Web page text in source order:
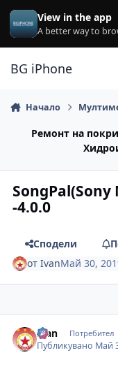
Премини към
View in the app
A better way to
BG iPhone
Начало
Ремонт на
SongPal(Sony
-4.0.0
Сподели
отIvanМай 30,
Ivan Потребител
Публикувано Май